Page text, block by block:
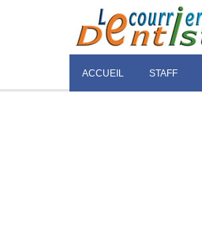
ACCUEIL STAFF